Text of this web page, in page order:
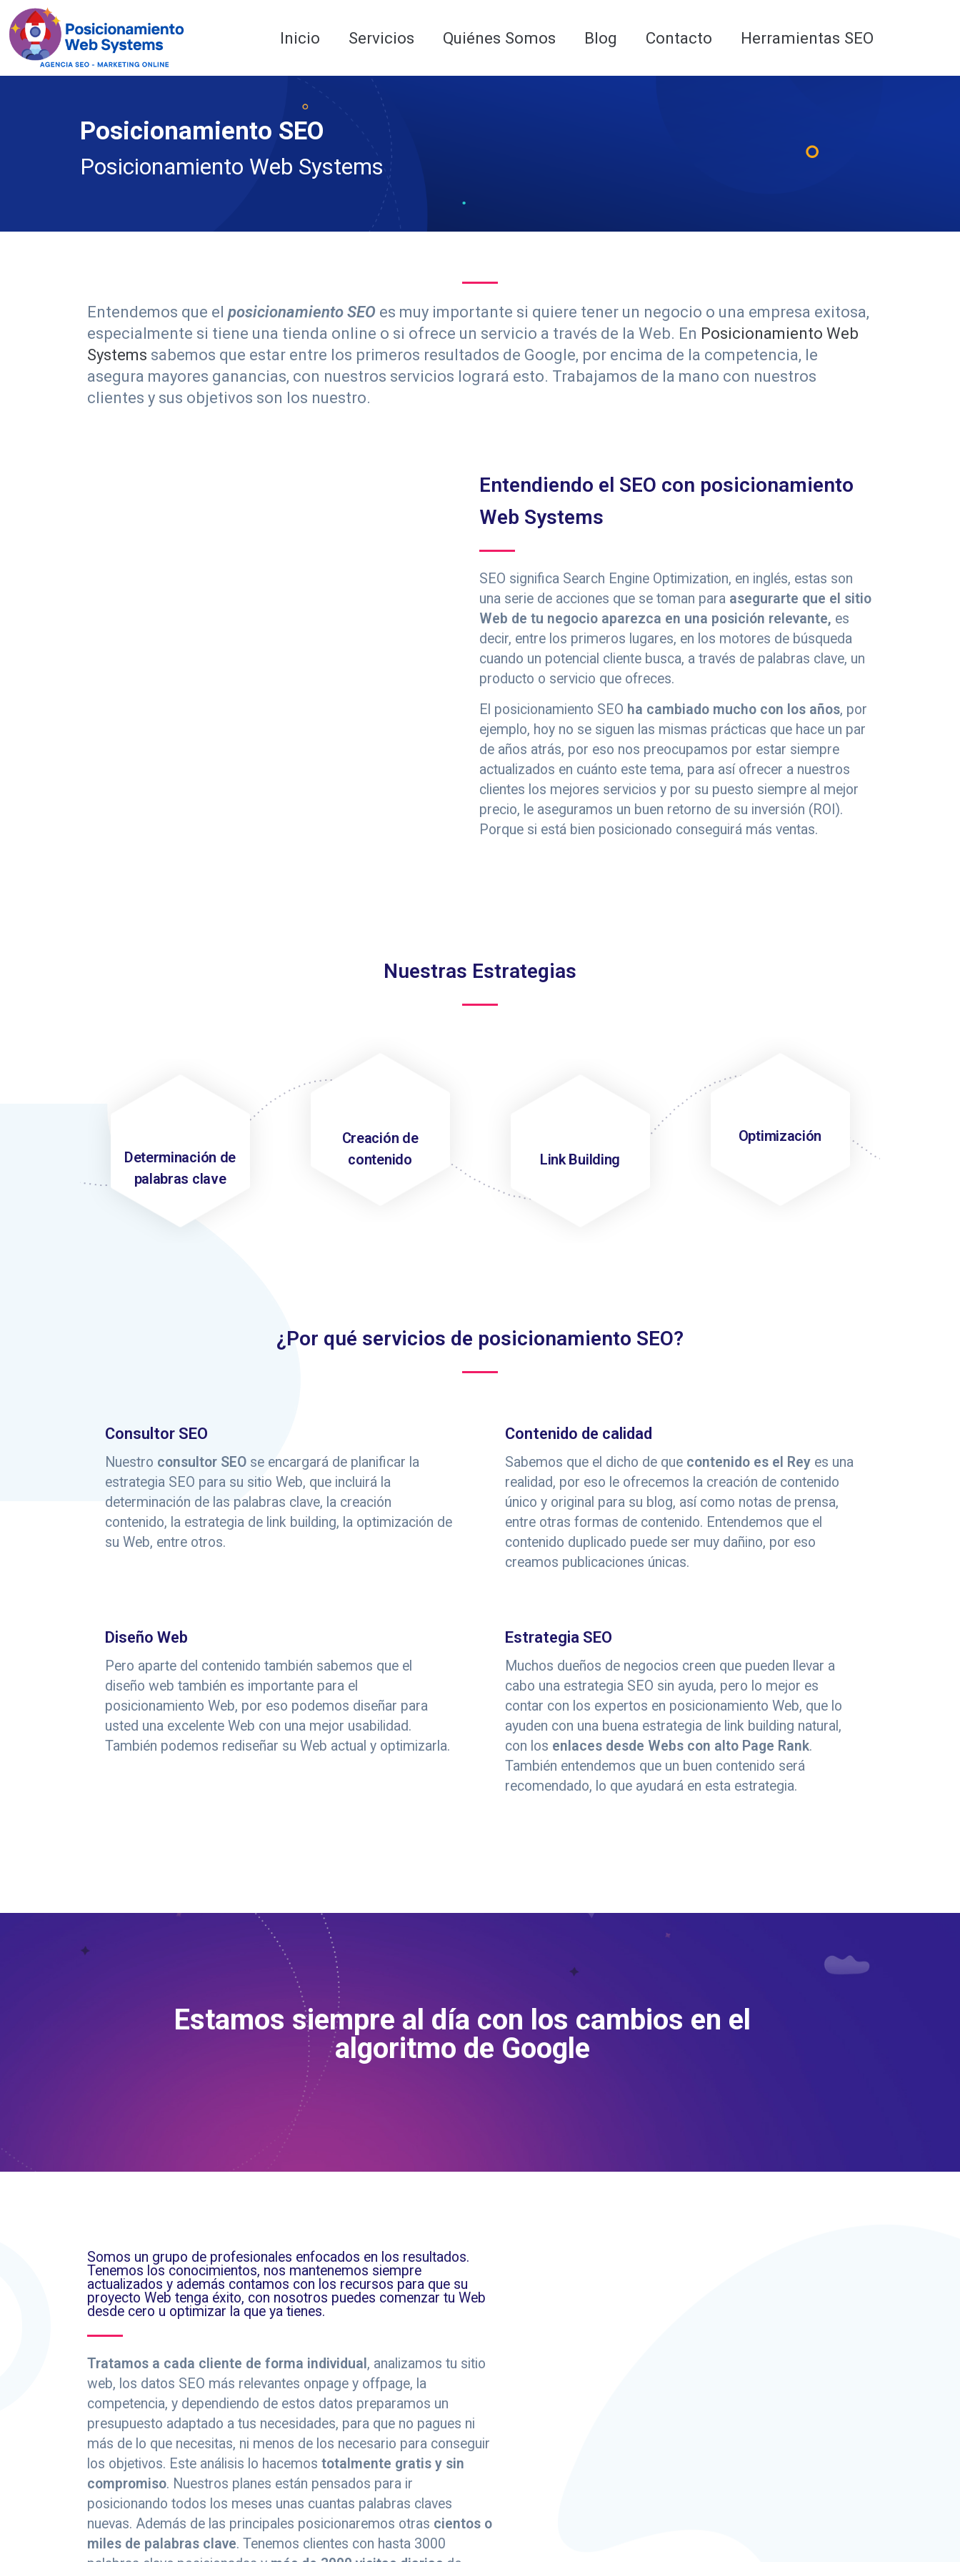
Inicio Servicios Quiénes Somos Blog Contacto Herramientas SEO
Posicionamiento SEO
Posicionamiento Web Systems
Entendemos que el posicionamiento SEO es muy importante si quiere tener un negocio o una empresa exitosa,
especialmente si tiene una tienda online o si ofrece un servicio a través de la Web. En Posicionamiento Web
Systems sabemos que estar entre los primeros resultados de Google, por encima de la competencia, le
asegura mayores ganancias, con nuestros servicios logrará esto. Trabajamos de la mano con nuestros
clientes y sus objetivos son los nuestro.
Entendiendo el SEO con posicionamiento
Web Systems
SEO significa Search Engine Optimization, en inglés, estas son
una serie de acciones que se toman para asegurarte que el sitio
Web de tu negocio aparezca en una posición relevante, es
decir, entre los primeros lugares, en los motores de búsqueda
cuando un potencial cliente busca, a través de palabras clave, un
producto o servicio que ofreces.
El posicionamiento SEO ha cambiado mucho con los años, por
ejemplo, hoy no se siguen las mismas prácticas que hace un par
de años atrás, por eso nos preocupamos por estar siempre
actualizados en cuánto este tema, para así ofrecer a nuestros
clientes los mejores servicios y por su puesto siempre al mejor
precio, le aseguramos un buen retorno de su inversión (ROI).
Porque si está bien posicionado conseguirá más ventas.
Nuestras Estrategias
Determinación de
palabras clave
Creación de
contenido
Link Building
Optimización
¿Por qué servicios de posicionamiento SEO?
Consultor SEO
Nuestro consultor SEO se encargará de planificar la
estrategia SEO para su sitio Web, que incluirá la
determinación de las palabras clave, la creación
contenido, la estrategia de link building, la optimización de
su Web, entre otros.
Contenido de calidad
Sabemos que el dicho de que contenido es el Rey es una
realidad, por eso le ofrecemos la creación de contenido
único y original para su blog, así como notas de prensa,
entre otras formas de contenido. Entendemos que el
contenido duplicado puede ser muy dañino, por eso
creamos publicaciones únicas.
Diseño Web
Pero aparte del contenido también sabemos que el
diseño web también es importante para el
posicionamiento Web, por eso podemos diseñar para
usted una excelente Web con una mejor usabilidad.
También podemos rediseñar su Web actual y optimizarla.
Estrategia SEO
Muchos dueños de negocios creen que pueden llevar a
cabo una estrategia SEO sin ayuda, pero lo mejor es
contar con los expertos en posicionamiento Web, que lo
ayuden con una buena estrategia de link building natural,
con los enlaces desde Webs con alto Page Rank.
También entendemos que un buen contenido será
recomendado, lo que ayudará en esta estrategia.
Estamos siempre al día con los cambios en el
algoritmo de Google
Somos un grupo de profesionales enfocados en los resultados.
Tenemos los conocimientos, nos mantenemos siempre
actualizados y además contamos con los recursos para que su
proyecto Web tenga éxito, con nosotros puedes comenzar tu Web
desde cero u optimizar la que ya tienes.
Tratamos a cada cliente de forma individual , analizamos tu sitio
web, los datos SEO más relevantes onpage y offpage, la
competencia, y dependiendo de estos datos preparamos un
presupuesto adaptado a tus necesidades, para que no pagues ni
más de lo que necesitas, ni menos de los necesario para conseguir
los objetivos. Este análisis lo hacemos totalmente gratis y sin
compromiso. Nuestros planes están pensados para ir
posicionando todos los meses unas cuantas palabras claves
nuevas. Además de las principales posicionaremos otras cientos o
miles de palabras clave. Tenemos clientes con hasta 3000